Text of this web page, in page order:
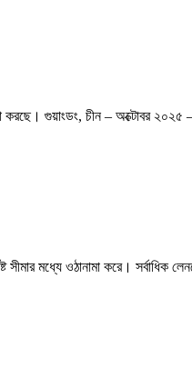
করছে। গুয়াংডং, চীন – অক্টোবর
মধ্যে ওঠানামা করে। সর্বাধিক